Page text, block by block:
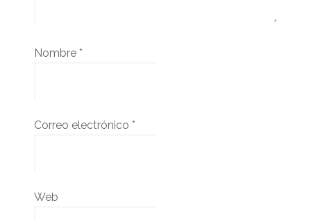
Nombre *
Correo electrónico *
Web